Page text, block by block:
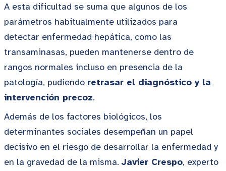
A esta dificultad se suma que algunos de los
parámetros habitualmente utilizados para
detectar enfermedad hepática, como las
transaminasas, pueden mantenerse dentro de
rangos normales incluso en presencia de la
patología, pudiendo retrasar el diagnóstico y la
intervención precoz.
Además de los factores biológicos, los
determinantes sociales desempeñan un papel
decisivo en el riesgo de desarrollar la enfermedad y
en la gravedad de la misma.Javier Crespo, experto